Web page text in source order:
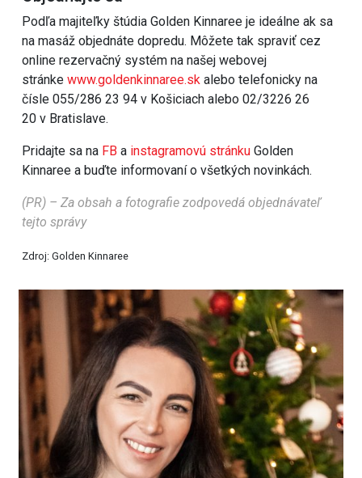
Podľa majiteľky štúdia Golden Kinnaree je ideálne ak sa
na masáž objednáte dopredu. Môžete tak spraviť cez
online rezervačný systém na našej webovej
stránke www.goldenkinnaree.sk alebo telefonicky na
čísle 055/286 23 94 v Košiciach alebo 02/3226 26
20 v Bratislave.
Pridajte sa na FB a instagramovú stránku Golden
Kinnaree a buďte informovaní o všetkých novinkách.
(PR) – Za obsah a fotografie zodpovedá objednávateľ
tejto správy
Zdroj: Golden Kinnaree
Zdroj: Golden Kinnaree